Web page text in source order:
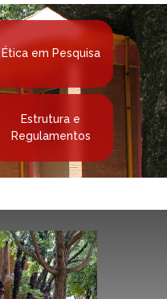
Ética em Pesquisa
Estrutura e
Regulamentos